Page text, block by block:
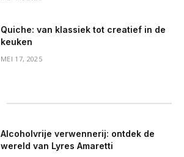
Quiche: van klassiek tot creatief in de
keuken
MEI 17, 2025
Alcoholvrije verwennerij: ontdek de
wereld van Lyres Amaretti